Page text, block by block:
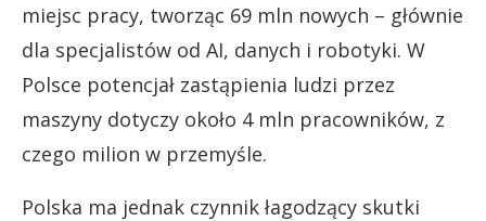
miejsc pracy, tworząc 69 mln nowych – głównie
dla specjalistów od AI, danych i robotyki. W
Polsce potencjał zastąpienia ludzi przez
maszyny dotyczy około 4 mln pracowników, z
czego milion w przemyśle.
Polska ma jednak czynnik łagodzący skutki